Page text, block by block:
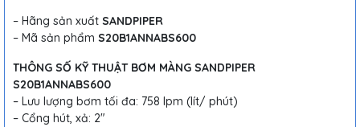
– Hãng sản xuất SANDPIPER
– Mã sản phẩm S20B1ANNABS600
THÔNG SỐ KỸ THUẬT BƠM MÀNG SANDPIPER
S20B1ANNABS600
– Lưu lượng bơm tối đa: 758 lpm (lít/ phút)
– Cổng hút, xả: 2″